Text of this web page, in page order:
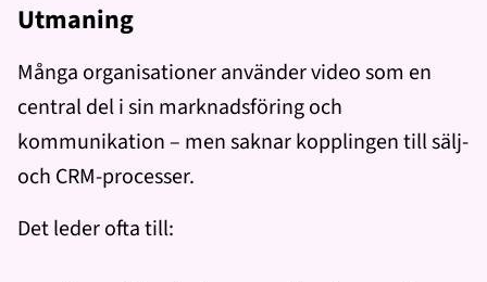
Utmaning
Många organisationer använder video som en
central del i sin marknadsföring och
kommunikation – men saknar kopplingen till sälj-
och CRM-processer.
Det leder ofta till: